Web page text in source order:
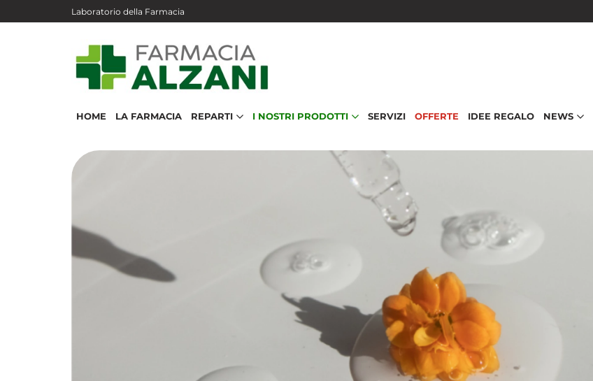
Salta al contenuto principale
Laboratorio della Farmacia
HOME LA FARMACIA REPARTI I NOSTRI PRODOTTI SERVIZI OFFERTE IDEE REGALO NEWS